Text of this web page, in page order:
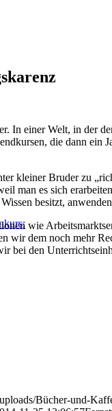
In einer Welt, in der
die dann ein
kleiner Bruder zu
man es sich
besitzt,
wie
wir dem noch mehr
bei den
Bücher-und-